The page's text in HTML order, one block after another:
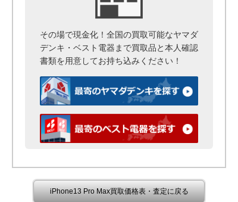
その場で現金化！全国の買取可能なヤマダ
デンキ・ベスト電器まで買取品と本人確認
書類を用意してお持ち込みください！
iPhone13 Pro Max買取価格表・査定に戻る